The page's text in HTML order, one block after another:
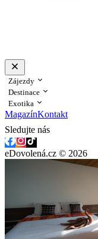
Zájezdy
Destinace
Exotika
MagazínKontakt
Sledujte nás
eDovolená.cz © 2026